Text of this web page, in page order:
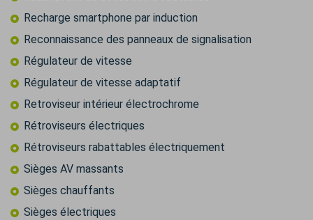
Recharge smartphone par induction
Reconnaissance des panneaux de signalisation
Régulateur de vitesse
Régulateur de vitesse adaptatif
Retroviseur intérieur électrochrome
Rétroviseurs électriques
Rétroviseurs rabattables électriquement
Sièges AV massants
Sièges chauffants
Sièges électriques